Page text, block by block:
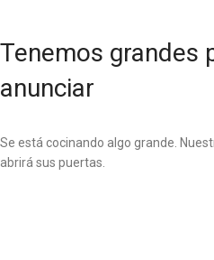
Tenemos grandes
anunciar
Se está cocinando algo grande.
abrirá sus puertas.